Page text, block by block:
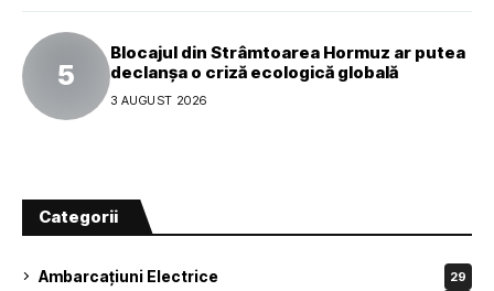
Blocajul din Strâmtoarea Hormuz ar putea
declanșa o criză ecologică globală
3 AUGUST 2026
Categorii
Ambarcațiuni Electrice 29